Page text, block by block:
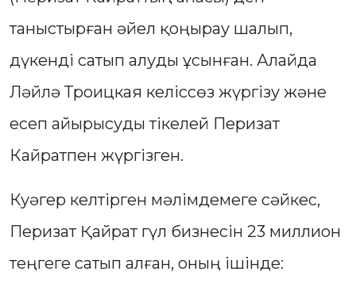
таныстырған әйел қоңырау шалып,
дүкенді сатып алуды ұсынған. Алайда
Ләйлә Троицкая келіссөз жүргізу және
есеп айырысуды тікелей Перизат
Кайратпен жүргізген.
Куәгер келтірген мәлімдемеге сәйкес,
Перизат Қайрат гүл бизнесін 23 миллион
теңгеге сатып алған, оның ішінде: